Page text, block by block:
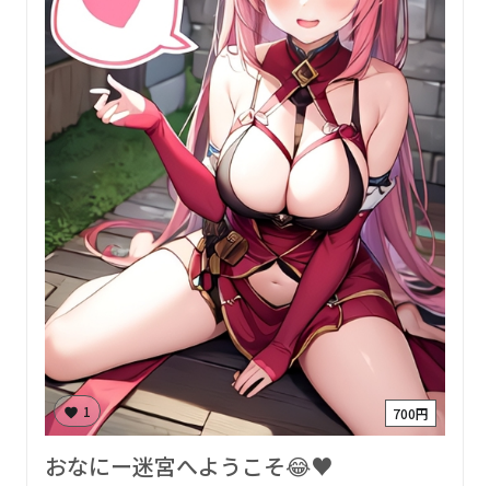
favorite 1 700円
おなにー迷宮へようこそ😂♥